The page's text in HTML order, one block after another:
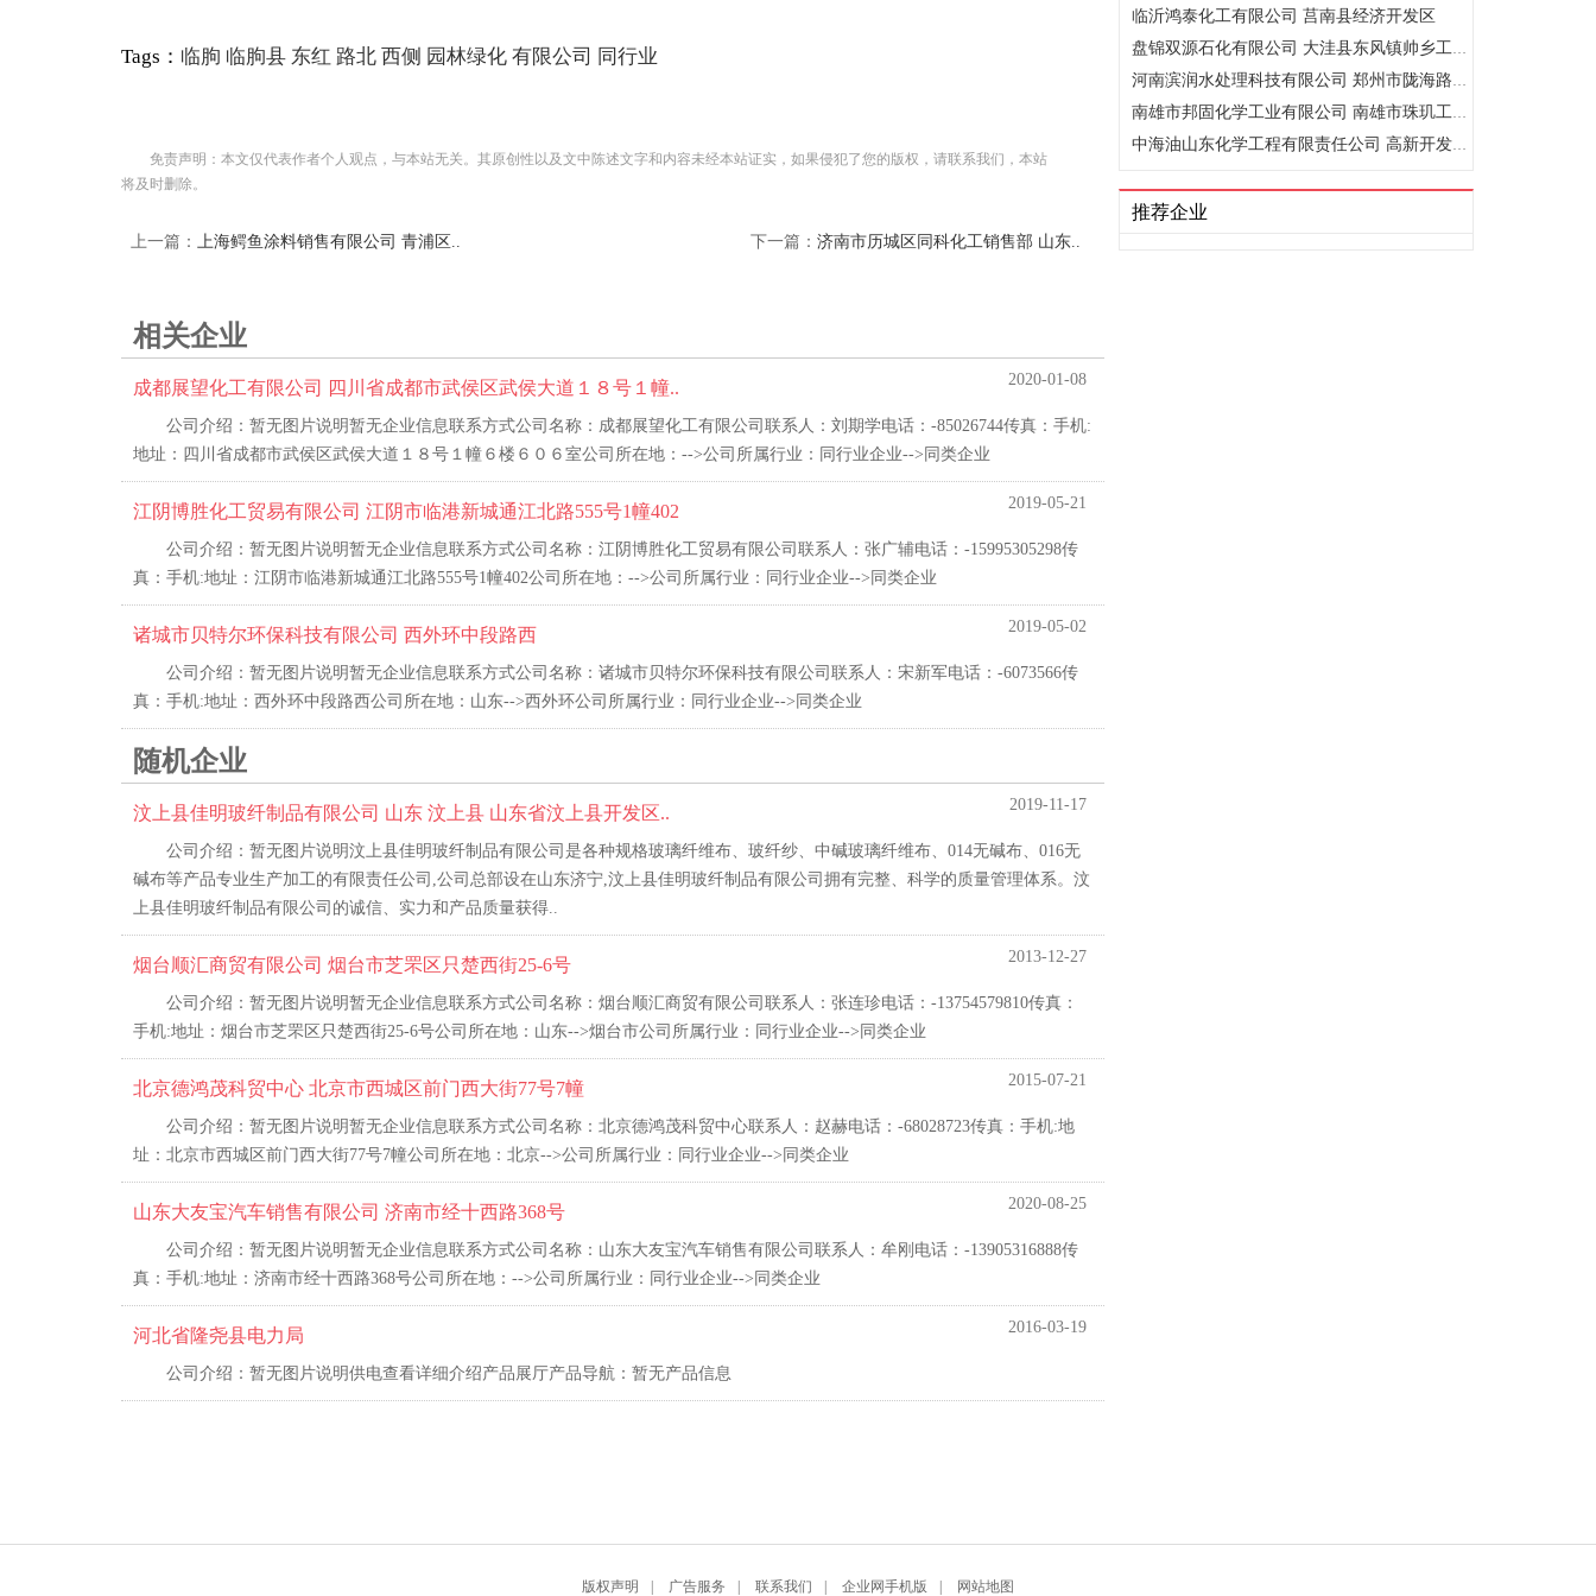
Tags： 临朐 临朐县 东红 路北 西侧 园林绿化 有限公司 同行业
免责声明：本文仅代表作者个人观点，与本站无关。其原创性以及文中陈述文字和内容未经本站证实，如果侵犯了您的版权，请联系我们，本站
将及时删除。
上一篇： 上海鳄鱼涂料销售有限公司 青浦区.. 下一篇： 济南市历城区同科化工销售部 山东..
相关企业
2020-01-08
成都展望化工有限公司 四川省成都市武侯区武侯大道１８号１幢..
公司介绍：暂无图片说明暂无企业信息联系方式公司名称：成都展望化工有限公司联系人：刘期学电话：-85026744传真：手机:
地址：四川省成都市武侯区武侯大道１８号１幢６楼６０６室公司所在地：-->公司所属行业：同行业企业-->同类企业
2019-05-21
江阴博胜化工贸易有限公司 江阴市临港新城通江北路555号1幢402
公司介绍：暂无图片说明暂无企业信息联系方式公司名称：江阴博胜化工贸易有限公司联系人：张广辅电话：-15995305298传
真：手机:地址：江阴市临港新城通江北路555号1幢402公司所在地：-->公司所属行业：同行业企业-->同类企业
2019-05-02
诸城市贝特尔环保科技有限公司 西外环中段路西
公司介绍：暂无图片说明暂无企业信息联系方式公司名称：诸城市贝特尔环保科技有限公司联系人：宋新军电话：-6073566传
真：手机:地址：西外环中段路西公司所在地：山东-->西外环公司所属行业：同行业企业-->同类企业
随机企业
2019-11-17
汶上县佳明玻纤制品有限公司 山东 汶上县 山东省汶上县开发区..
公司介绍：暂无图片说明汶上县佳明玻纤制品有限公司是各种规格玻璃纤维布、玻纤纱、中碱玻璃纤维布、014无碱布、016无
碱布等产品专业生产加工的有限责任公司,公司总部设在山东济宁,汶上县佳明玻纤制品有限公司拥有完整、科学的质量管理体系。汶
上县佳明玻纤制品有限公司的诚信、实力和产品质量获得..
2013-12-27
烟台顺汇商贸有限公司 烟台市芝罘区只楚西街25-6号
公司介绍：暂无图片说明暂无企业信息联系方式公司名称：烟台顺汇商贸有限公司联系人：张连珍电话：-13754579810传真：
手机:地址：烟台市芝罘区只楚西街25-6号公司所在地：山东-->烟台市公司所属行业：同行业企业-->同类企业
2015-07-21
北京德鸿茂科贸中心 北京市西城区前门西大街77号7幢
公司介绍：暂无图片说明暂无企业信息联系方式公司名称：北京德鸿茂科贸中心联系人：赵赫电话：-68028723传真：手机:地
址：北京市西城区前门西大街77号7幢公司所在地：北京-->公司所属行业：同行业企业-->同类企业
2020-08-25
山东大友宝汽车销售有限公司 济南市经十西路368号
公司介绍：暂无图片说明暂无企业信息联系方式公司名称：山东大友宝汽车销售有限公司联系人：牟刚电话：-13905316888传
真：手机:地址：济南市经十西路368号公司所在地：-->公司所属行业：同行业企业-->同类企业
2016-03-19
河北省隆尧县电力局
公司介绍：暂无图片说明供电查看详细介绍产品展厅产品导航：暂无产品信息
临沂鸿泰化工有限公司 莒南县经济开发区
盘锦双源石化有限公司 大洼县东风镇帅乡工业园
河南滨润水处理科技有限公司 郑州市陇海路与桐柏路交叉口凯旋..
南雄市邦固化学工业有限公司 南雄市珠玑工业园
中海油山东化学工程有限责任公司 高新开发区舜华东路666号金..
推荐企业
版权声明 广告服务 联系我们 企业网手机版 网站地图